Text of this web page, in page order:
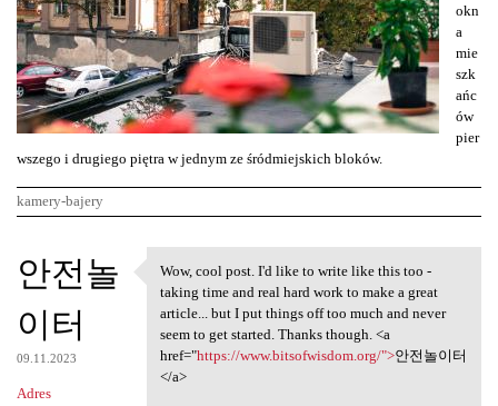
okn
a
mie
szk
ańc
ów
pier
wszego i drugiego piętra w jednym ze śródmiejskich bloków.
kamery-bajery
K
o
m
e
n
안전놀
이터
09.11.2023
Adres
Wow, cool post. I'd like to
Wow, cool post. I'd like to write like this too -
taking time and real hard work to make a great
article... but I put things off too much and never
seem to get started. Thanks though. <a
href="https://www.bitsofwisdom.org/">안전놀이터
</a>